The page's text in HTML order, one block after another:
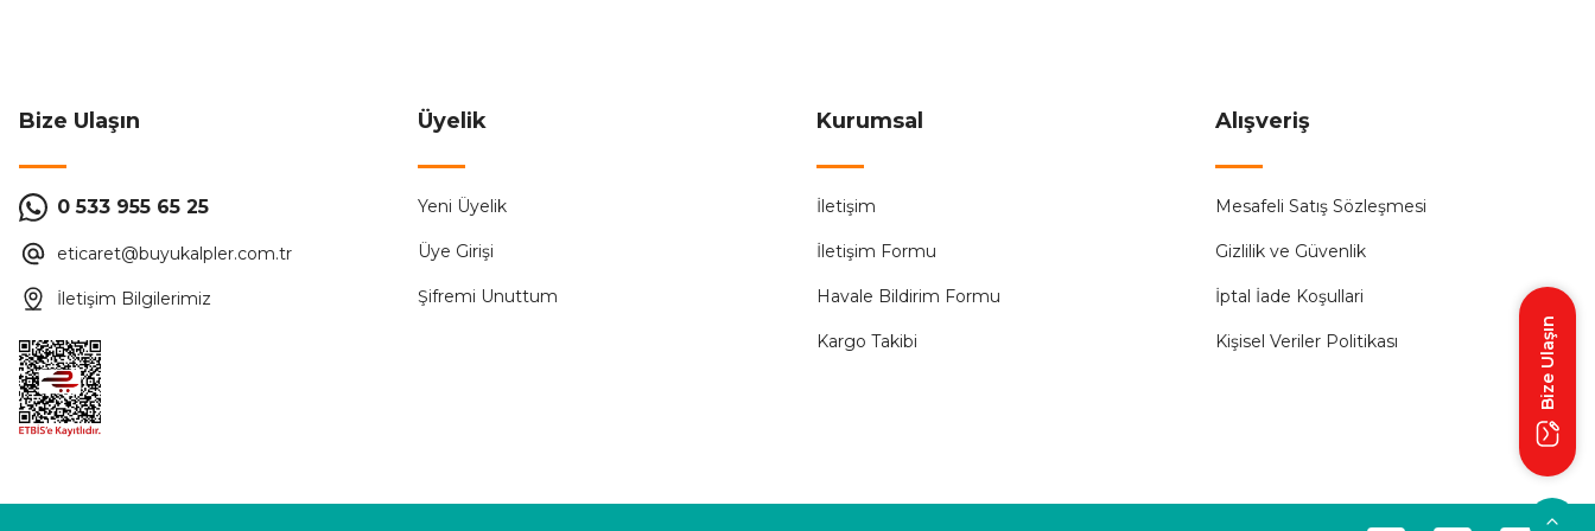
Sunlight Minik Top Ledler Beyaz Işık 20 Toplu Yılbaşı Süsü Ledli Sunlight Love&Kalpli 6lı Set Led Aydınlatma Yılbaşı Süsü 3 Metre 8 Animasyonlu Gün Işığı
198,00 ₺
Bize Ulaşın
0 533 955 65 25
eticaret@buyukalpler.com.tr
İletişim Bilgilerimiz
Üyelik
Yeni Üyelik
Üye Girişi
Şifremi Unuttum
Kurumsal
İletişim
İletişim Formu
Havale Bildirim Formu
Kargo Takibi
Alışveriş
Mesafeli Satış Sözleşmesi
Gizlilik ve Güvenlik
İptal İade Koşullari
Kişisel Veriler Politikası Bize Ulaşın